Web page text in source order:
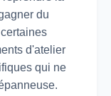
du
d'atelier
qui ne